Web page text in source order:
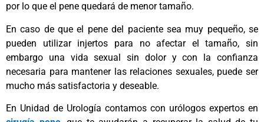
por lo que el pene quedará de menor tamaño.
En caso de que el pene del paciente sea muy pequeño, se
pueden utilizar injertos para no afectar el tamaño, sin
embargo una vida sexual sin dolor y con la confianza
necesaria para mantener las relaciones sexuales, puede ser
mucho más satisfactoria y deseable.
En Unidad de Urología contamos con urólogos expertos en